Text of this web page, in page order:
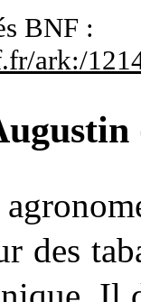
BNF :
ark:/
des